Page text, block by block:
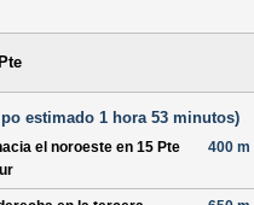
estimado 1 hora 53 minutos)
el noroeste en 15 Pte
400 m